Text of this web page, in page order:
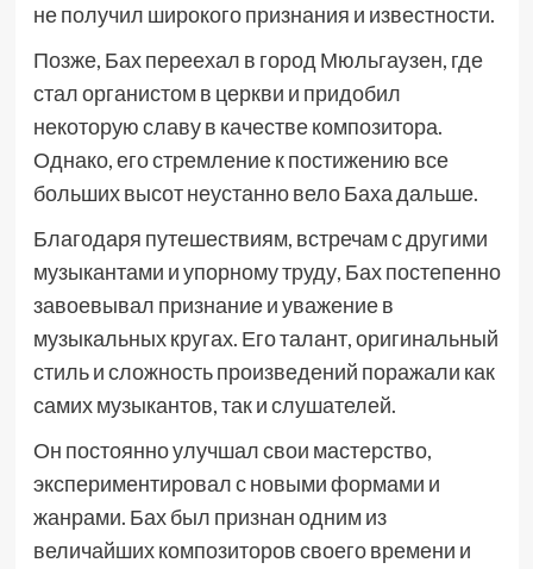
не получил широкого признания и известности.
Позже, Бах переехал в город Мюльгаузен, где
стал органистом в церкви и придобил
некоторую славу в качестве композитора.
Однако, его стремление к постижению все
больших высот неустанно вело Баха дальше.
Благодаря путешествиям, встречам с другими
музыкантами и упорному труду, Бах постепенно
завоевывал признание и уважение в
музыкальных кругах. Его талант, оригинальный
стиль и сложность произведений поражали как
самих музыкантов, так и слушателей.
Он постоянно улучшал свои мастерство,
экспериментировал с новыми формами и
жанрами. Бах был признан одним из
величайших композиторов своего времени и